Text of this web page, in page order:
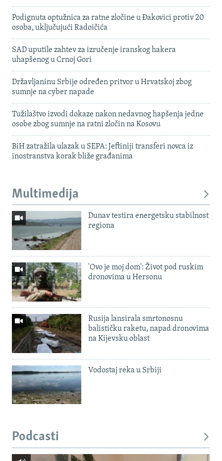
Podignuta optužnica za ratne zločine u Đakovici protiv 20
osoba, uključujući Radoičića
SAD uputile zahtev za izručenje iranskog hakera
uhapšenog u Crnoj Gori
Državljaninu Srbije određen pritvor u Hrvatskoj zbog
sumnje na cyber napade
Tužilaštvo izvodi dokaze nakon nedavnog hapšenja jedne
osobe zbog sumnje na ratni zločin na Kosovu
BiH zatražila ulazak u SEPA: Jeftiniji transferi novca iz
inostranstva korak bliže građanima
Multimedija
Dunav testira energetsku stabilnost
regiona
'Ovo je moj dom': Život pod ruskim
dronovima u Hersonu
Rusija lansirala smrtonosnu
balističku raketu, napad dronovima
na Kijevsku oblast
Vodostaj reka u Srbiji
Podcasti